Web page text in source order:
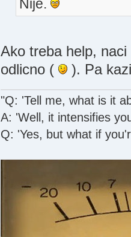
Nije.
Ako treba help,
odlicno (
). Pa
"Q: 'Tell me, what is it
A: 'Well, it intensifies
Q: 'Yes, but what if